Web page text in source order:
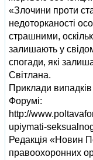
«Злочини проти
недоторканості
страшними,
залишають у
спогади, які
Світлана.
Приклади
Форумі:
http://
upiymati-
Редакція «Новин
правоохоронних